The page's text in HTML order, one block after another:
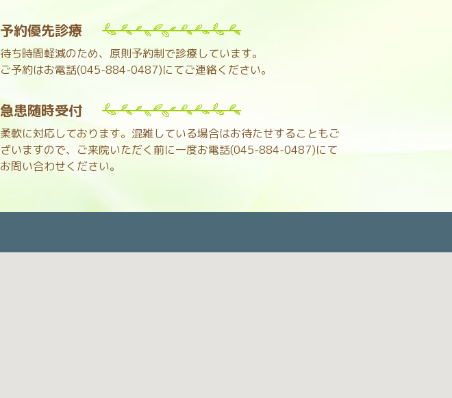
予約優先診療
待ち時間軽減のため、原則予約制で診療しています。
ご予約はお電話(045-884-0487)にてご連絡ください。
急患随時受付
柔軟に対応しております。混雑している場合はお待たせすることもご
ざいますので、ご来院いただく前に一度お電話(045-884-0487)にて
お問い合わせください。